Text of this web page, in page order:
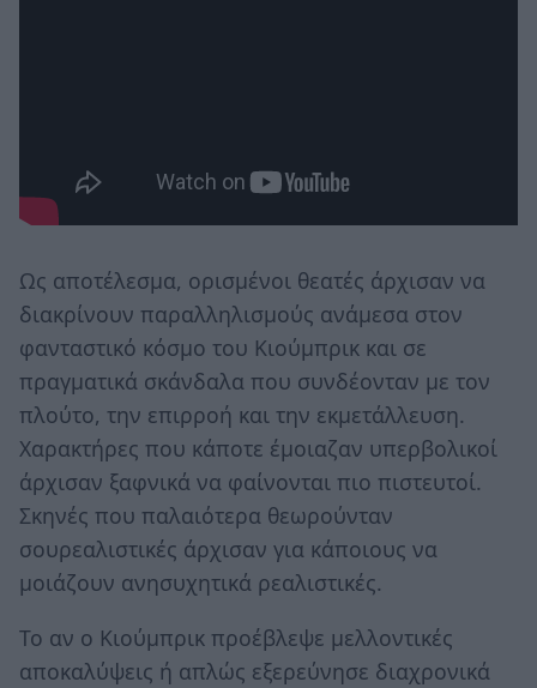
Ως αποτέλεσμα, ορισμένοι θεατές άρχισαν να
διακρίνουν παραλληλισμούς ανάμεσα στον
φανταστικό κόσμο του Κιούμπρικ και σε
πραγματικά σκάνδαλα που συνδέονταν με τον
πλούτο, την επιρροή και την εκμετάλλευση.
Χαρακτήρες που κάποτε έμοιαζαν υπερβολικοί
άρχισαν ξαφνικά να φαίνονται πιο πιστευτοί.
Σκηνές που παλαιότερα θεωρούνταν
σουρεαλιστικές άρχισαν για κάποιους να
μοιάζουν ανησυχητικά ρεαλιστικές.
Το αν ο Κιούμπρικ προέβλεψε μελλοντικές
αποκαλύψεις ή απλώς εξερεύνησε διαχρονικά